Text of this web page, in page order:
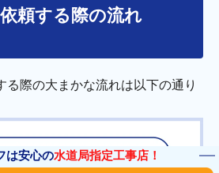
頼する際の流れ
際の大まかな流れは以下の通り
は安心の水道局指定工事店！